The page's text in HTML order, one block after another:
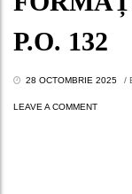
P.O. 132
28 OCTOMBRIE 2025 /
LEAVE A COMMENT